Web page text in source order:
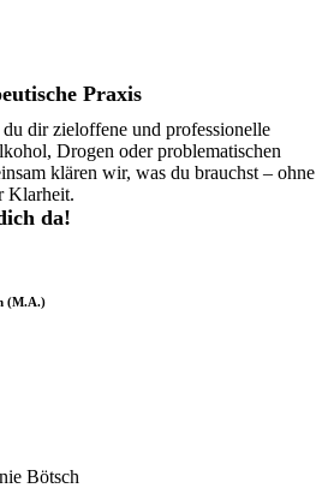
Praxis
dir zieloffene und professionelle
Drogen oder problematischen
klären wir, was du brauchst – ohne
Klarheit.
da!
(M.A.)
Bötsch